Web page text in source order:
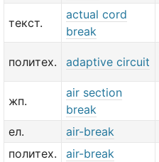
текст.
actual cord
break
политех. adaptive circuit
жп.
air section
break
ел. air-break
политех.
air-break